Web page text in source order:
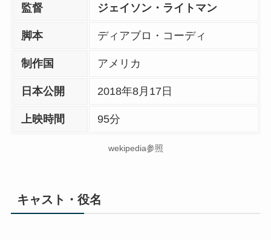
監督 ジェイソン・ライトマン
脚本 ディアブロ・コーディ
制作国 アメリカ
日本公開 2018年8月17日
上映時間 95分
wekipedia参照
キャスト・役名